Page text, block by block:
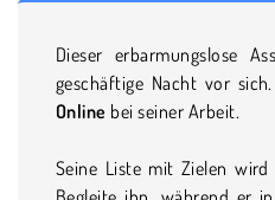
Dieser erbarmungslose
geschäftige Nacht vor
Online bei seiner Arbeit.
Seine Liste mit Zielen